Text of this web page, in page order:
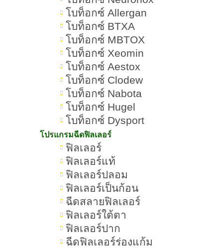
โบท็อกซ์ Allergan
โบท็อกซ์ BTXA
โบท็อกซ์ MBTOX
โบท็อกซ์ Xeomin
โบท็อกซ์ Aestox
โบท็อกซ์ Clodew
โบท็อกซ์ Nabota
โบท็อกซ์ Hugel
โบท็อกซ์ Dysport
โปรแกรมฉีดฟิลเลอร์
ฟิลเลอร์
ฟิลเลอร์แท้
ฟิลเลอร์ปลอม
ฟิลเลอร์เป็นก้อน
ฉีดสลายฟิลเลอร์
ฟิลเลอร์ใต้ตา
ฟิลเลอร์ปาก
ฉีดฟิลเลอร์ร่องแก้ม
ความเครียดสะสม เสี่ยงเป็นสิวที่คาง
ไม่มีหัว
พฤติกรรมการกิน เสี่ยงเป็นสิวที่คาง
ไม่มีหัว
ของใช้ที่สัมผัสผิวไม่สะอาด เสี่ยงเป็น
สิวที่คาง ไม่มีหัว
เป็นสิวที่คาง ไม่มีหัว บวม เจ็บ
อันตรายไหม
ทำไมเป็นสิวที่คาง ไม่มีหัว ถึงหายช้า
และเป็นซ้ำบ่อย
วิธีรักษาเป็นสิวที่คาง ไม่มีหัว ด้วยตัว
เอง ให้ยุบเร็ว